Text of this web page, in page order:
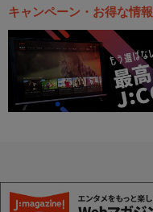
キャンペーン・お得な情報